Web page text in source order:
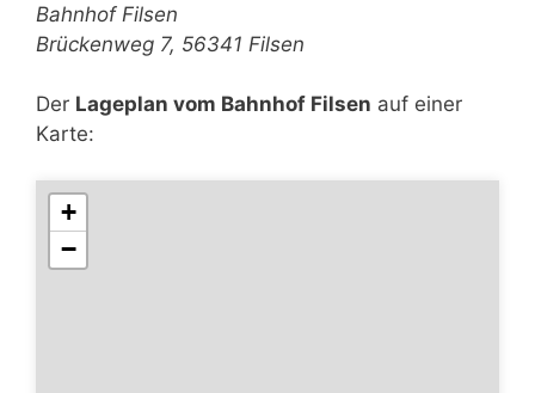
Bahnhof Filsen
Brückenweg 7, 56341 Filsen
Der Lageplan vom Bahnhof Filsen auf einer
Karte:
+
−